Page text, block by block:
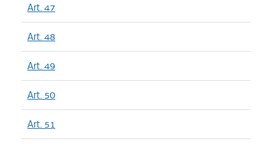
Art. 47
Art. 48
Art. 49
Art. 50
Art. 51